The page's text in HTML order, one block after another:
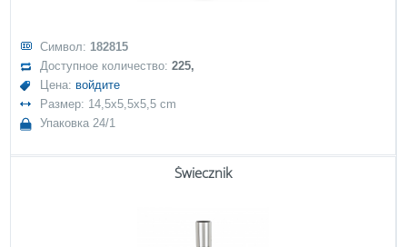
Символ: 182815
Доступное количество:225,
Цена: войдите
Размер: 14,5x5,5x5,5 cm
Упаковка 24/1
Świecznik